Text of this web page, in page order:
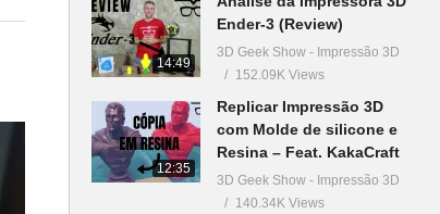
14:49
Ender-3 (Review)
3D Geek Show - Impressão 3D
152.09K Views
12:35
Replicar Impressão 3D
com Molde de silicone e
Resina – Feat. KakaCraft
3D Geek Show - Impressão 3D
140.34K Views